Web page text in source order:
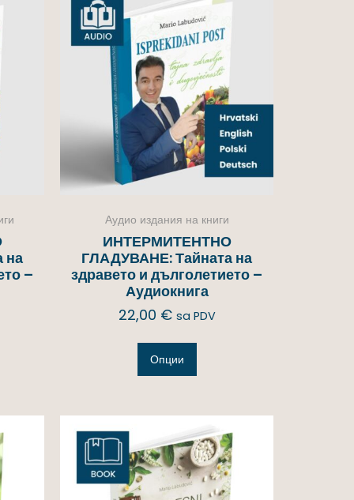
на
–
Аудио издания на книги
ИНТЕРМИТЕНТНО
ГЛАДУВАНЕ: Тайната на
здравето и дълголетието –
Аудиокнига
22,00 € sa PDV
Опции